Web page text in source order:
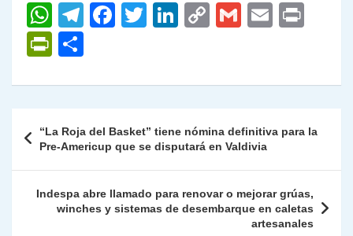
W
h
at
s
p
p
T
gr
m
F
e
o
o
k
T
er
Li
e
n
C
y
n
k
G
l
E
l
P
nt
Fr
ie
n
dl
y
m
p
ar
tir
de
entradas
“La Roja del Basket” tiene nómina definitiva para la
Pre-Americup que se disputará en Valdivia
Indespa abre llamado para renovar o mejorar grúas,
winches y sistemas de desembarque en caletas
artesanales